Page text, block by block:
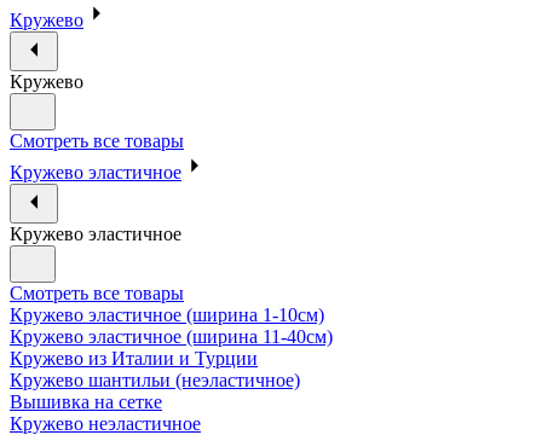
Кружево
Кружево
Смотреть все товары
Кружево эластичное
Кружево эластичное
Смотреть все товары
Кружево эластичное (ширина 1-10см)
Кружево эластичное (ширина 11-40см)
Кружево из Италии и Турции
Кружево шантильи (неэластичное)
Вышивка на сетке
Кружево неэластичное